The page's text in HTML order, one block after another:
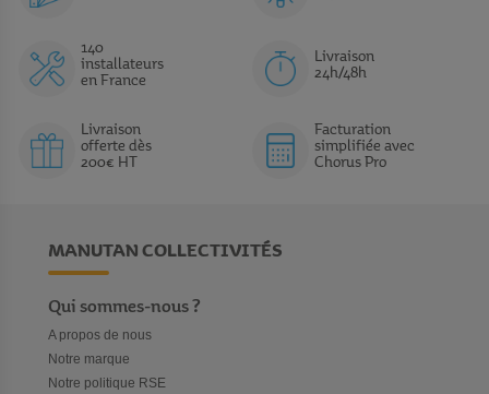
140
installateurs
en France
Livraison
24h/48h
Livraison
offerte dès
200€ HT
Facturation
simplifiée avec
Chorus Pro
MANUTAN COLLECTIVITÉS
Qui sommes-nous ?
A propos de nous
Notre marque
Notre politique RSE